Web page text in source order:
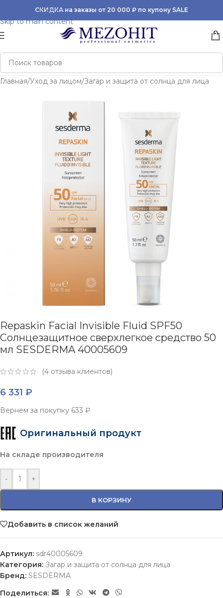
Skip to navigation
Skip to main content
СКИДКА на заказы от 20 000 ₽ по купону SALE
Главная/Уход за лицом/Загар и защита от солнца для лица
Repaskin Facial Invisible Fluid SPF50
Cолнцезащитное сверхлегкое cредство 50
мл SESDERMA 40005609
(4 отзыва клиентов)
6 331 ₽
Вернем за покупку 633 ₽
Оригинальный продукт
На складе производителя
- +
В КОРЗИНУ
Добавить в список желаний
Артикул: sdr40005609
Категория: Загар и защита от солнца для лица
Бренд: SESDERMA
Поделиться: